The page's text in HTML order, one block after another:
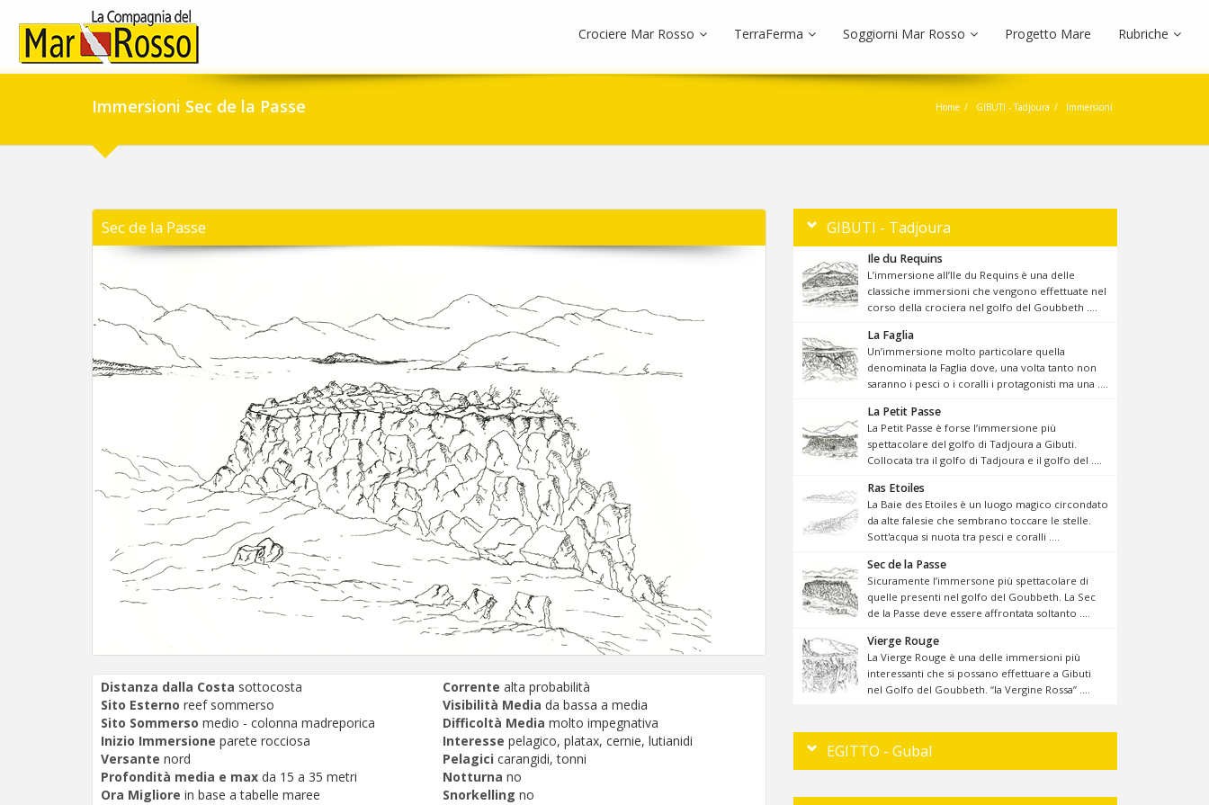
Crociere Mar Rosso TerraFerma Soggiorni Mar Rosso Progetto Mare Rubriche
Immersioni Sec de la Passe Home GIBUTI - Tadjoura Immersioni
Sec de la Passe
Distanza dalla Costa sottocosta Corrente alta probabilità
Sito Esterno reef sommerso Visibilità Media da bassa a media
Sito Sommerso medio - colonna madreporica Difficoltà Media molto impegnativa
Inizio Immersione parete rocciosa Interesse pelagico, platax, cernie, lutianidi
Versante nord Pelagici carangidi, tonni
Profondità media e max da 15 a 35 metri Notturna no
Ora Migliore in base a tabelle maree Snorkelling no
GIBUTI - Tadjoura
Ile du Requins
L’immersione all’Ile du Requins è una delle
classiche immersioni che vengono effettuate nel
corso della crociera nel golfo del Goubbeth ....
La Faglia
Un’immersione molto particolare quella
denominata la Faglia dove, una volta tanto non
saranno i pesci o i coralli i protagonisti ma una ....
La Petit Passe
La Petit Passe è forse l’immersione più
spettacolare del golfo di Tadjoura a Gibuti.
Collocata tra il golfo di Tadjoura e il golfo del ....
Ras Etoiles
La Baie des Etoiles è un luogo magico circondato
da alte falesie che sembrano toccare le stelle.
Sott'acqua si nuota tra pesci e coralli ....
Sec de la Passe
Sicuramente l’immersone più spettacolare di
quelle presenti nel golfo del Goubbeth. La Sec
de la Passe deve essere affrontata soltanto ....
Vierge Rouge
La Vierge Rouge è una delle immersioni più
interessanti che si possano effettuare a Gibuti
nel Golfo del Goubbeth. “la Vergine Rossa” ....
EGITTO - Gubal